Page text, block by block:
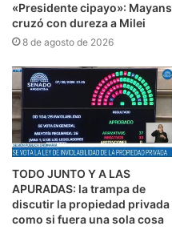
«Presidente cipayo»: Mayans
cruzó con dureza a Milei
8 de agosto de 2026
TODO JUNTO Y A LAS
APURADAS: la trampa de
discutir la propiedad privada
como si fuera una sola cosa